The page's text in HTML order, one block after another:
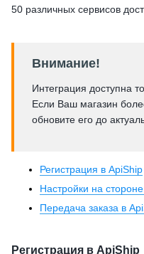
50 различных сервисов
Внимание!
Интеграция доступна
Если Ваш магазин
обновите его до
Регистрация в ApiShip
Настройки на
Передача заказа в
Регистрация в ApiShip